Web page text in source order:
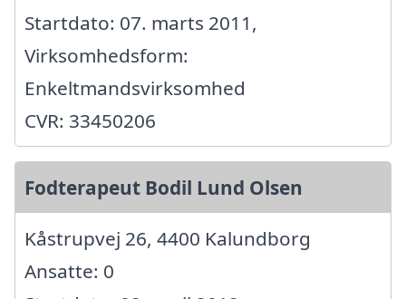
Startdato: 07. marts 2011,
Virksomhedsform:
Enkeltmandsvirksomhed
CVR: 33450206
Fodterapeut Bodil Lund Olsen
Kåstrupvej 26, 4400 Kalundborg
Ansatte: 0